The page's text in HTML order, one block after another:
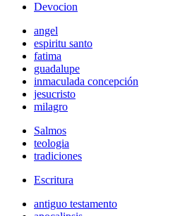
Devocion
angel
espiritu santo
fatima
guadalupe
inmaculada concepción
jesucristo
milagro
Salmos
teologia
tradiciones
Escritura
antiguo testamento